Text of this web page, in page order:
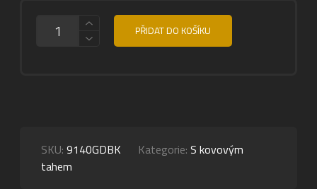
PŘIDAT DO KOŠÍKU
SKU:9140GDBK Kategorie:S kovovým
tahem